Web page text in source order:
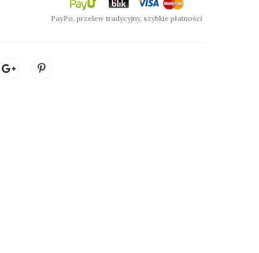
PayPo, przelew tradycyjny, szybkie płatności